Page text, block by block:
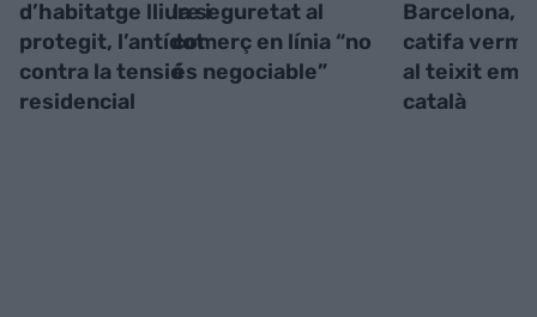
d’habitatge lliure i
protegit, l’antídot
contra la tensió
residencial
la seguretat al
comerç en línia “no
és negociable”
Barcelona,
catifa
al teixit
català